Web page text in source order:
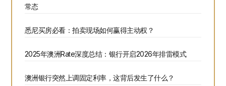
常态
悉尼买房必看：拍卖现场如何赢得主动权？
2025年澳洲Rate深度总结：银行开启2026年排雷模式
澳洲银行突然上调固定利率，这背后发生了什么？